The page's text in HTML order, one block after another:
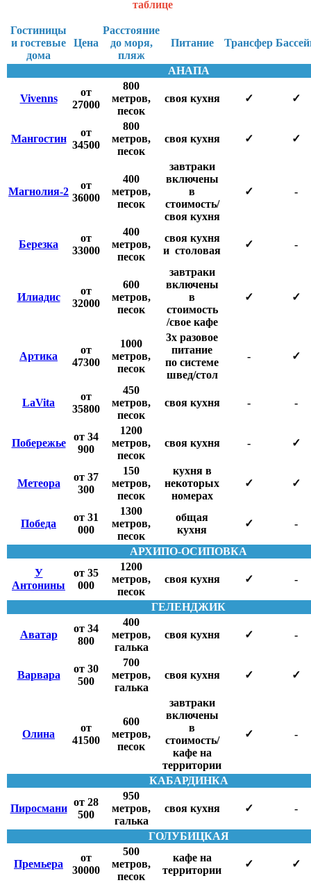
таблице
Гостиницы
и гостевые
дома
Цена
Расстояние
до моря,
пляж
Питание Трансфер
АНАПА
Vivenns
от
27000
800
метров,
песок
своя кухня ✓ ✓
Мангостин
от
34500
800
метров,
песок
своя кухня ✓ ✓
Магнолия-2
от
36000
400
метров,
песок
завтраки
включены
в
стоимость/
своя кухня
✓ -
Березка
от
33000
400
метров,
песок
своя кухня
и столовая
✓ -
Илиадис
от
32000
600
метров,
песок
завтраки
включены
в
стоимость
/свое кафе
✓ ✓
Артика
от
47300
1000
метров,
песок
3х разовое
питание
по системе
швед/стол
- ✓
LaVita
от
35800
450
метров,
песок
своя кухня - -
Побережье
от 34
900
1200
метров,
песок
своя кухня - ✓
Метеора
от 37
300
150
метров,
песок
кухня в
некоторых
номерах
✓ ✓
Победа
от 31
000
1300
метров,
песок
общая
кухня
✓ -
АРХИПО-ОСИПОВКА
У
Антонины
от 35
000
1200
метров,
песок
своя кухня ✓ -
ГЕЛЕНДЖИК
Аватар
от 34
800
400
метров,
галька
своя кухня ✓ -
Варвара
от 30
500
700
метров,
галька
своя кухня ✓ ✓
Олина
от
41500
600
метров,
песок
завтраки
включены
в
стоимость/
кафе на
территории
✓ -
КАБАРДИНКА
Пиросмани
от 28
500
950
метров,
галька
своя кухня ✓ -
ГОЛУБИЦКАЯ
Премьера
от
30000
500
метров,
песок
кафе на
территории
✓ ✓